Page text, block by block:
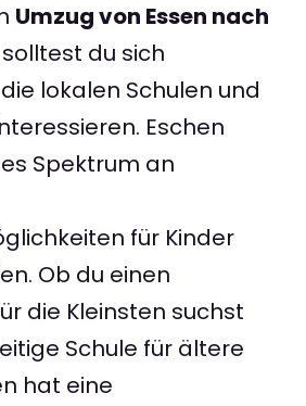
Umzug von Essen nach
du sich
lokalen Schulen und
Eschen
Spektrum an
für Kinder
Ob du einen
die Kleinsten suchst
Schule für ältere
hat eine